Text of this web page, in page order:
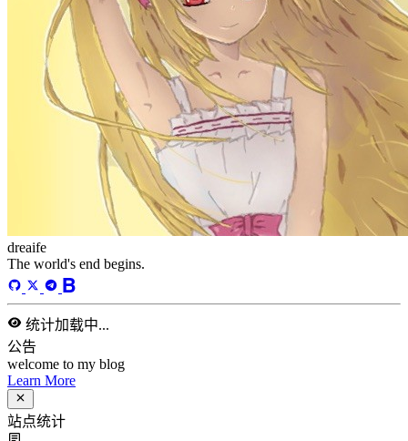
dreaife
The world's end begins.
公告
welcome to my blog
Learn More
站点统计